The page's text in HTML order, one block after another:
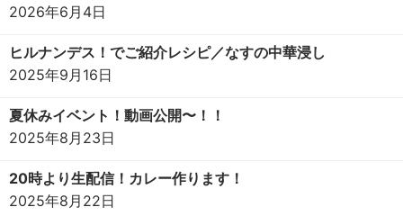
2026年6月4日
ヒルナンデス！でご紹介レシピ／なすの中華浸し
2025年9月16日
夏休みイベント！動画公開〜！！
2025年8月23日
20時より生配信！カレー作ります！
2025年8月22日